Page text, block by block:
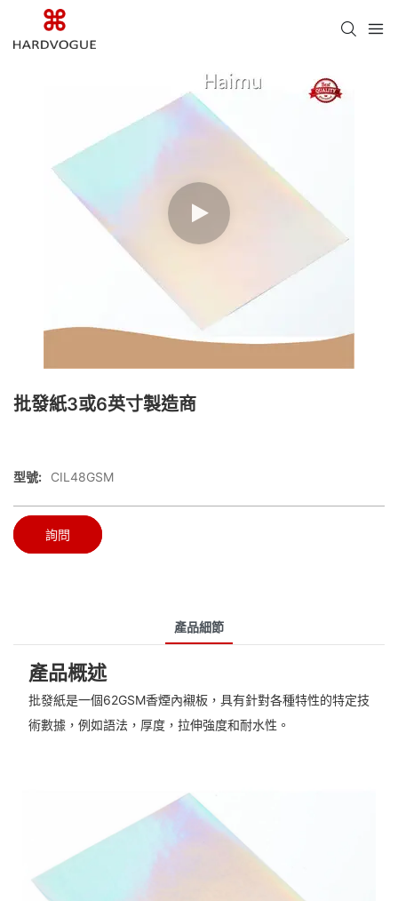
批發紙3或6英寸製造商
型號: CIL48GSM
詢問
產品細節
產品概述
批發紙是一個62GSM香煙內襯板，具有針對各種特性的特定技
術數據，例如語法，厚度，拉伸強度和耐水性。